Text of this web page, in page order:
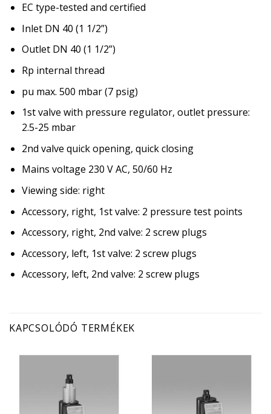
EC type-tested and certified
Inlet DN 40 (1 1/2”)
Outlet DN 40 (1 1/2”)
Rp internal thread
pu max. 500 mbar (7 psig)
1st valve with pressure regulator, outlet pressure:
2.5-25 mbar
2nd valve quick opening, quick closing
Mains voltage 230 V AC, 50/60 Hz
Viewing side: right
Accessory, right, 1st valve: 2 pressure test points
Accessory, right, 2nd valve: 2 screw plugs
Accessory, left, 1st valve: 2 screw plugs
Accessory, left, 2nd valve: 2 screw plugs
KAPCSOLÓDÓ TERMÉKEK